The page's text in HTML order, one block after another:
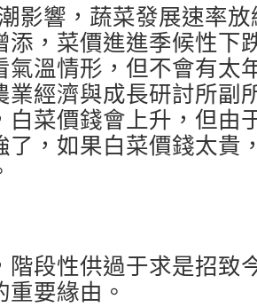
影響，蔬菜發展速率
添，菜價進進季候性下
氣溫情形，但不會有太
業經濟與成長研討所副
白菜價錢會上升，但由
了，如果白菜價錢太貴
階段性供過于求是招致
要緣由。